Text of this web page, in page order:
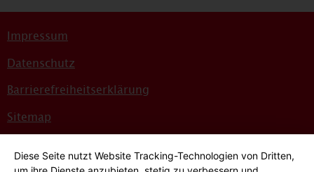
Impressum
Datenschutz
Barrierefreiheitserklärung
Sitemap
Diese Seite nutzt Website Tracking-Technologien von Dritten,